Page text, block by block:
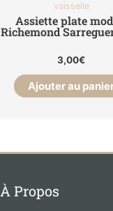
vaisselle
Assiette plate
Richemond
3,00€
Ajouter au
À Propos